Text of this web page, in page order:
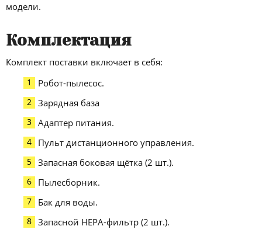
модели.
Комплектация
Комплект поставки включает в себя:
Робот-пылесос.
Зарядная база
Адаптер питания.
Пульт дистанционного управления.
Запасная боковая щётка (2 шт.).
Пылесборник.
Бак для воды.
Запасной HEPA-фильтр (2 шт.).